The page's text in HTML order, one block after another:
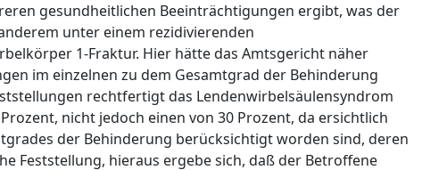
gesundheitlichen Beeinträchtigungen ergibt, was der
unter einem rezidivierenden
1-Fraktur. Hier hätte das Amtsgericht näher
im einzelnen zu dem Gesamtgrad der Behinderung
rechtfertigt das Lendenwirbelsäulensyndrom
nicht jedoch einen von 30 Prozent, da ersichtlich
der Behinderung berücksichtigt worden sind, deren
Feststellung, hieraus ergebe sich, daß der Betroffene